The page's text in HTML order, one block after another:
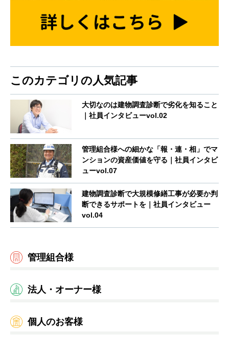
このカテゴリの人気記事
大切なのは建物調査診断で劣化を知ること
｜社員インタビューvol.02
管理組合様への細かな「報・連・相」でマ
ンションの資産価値を守る｜社員インタビ
ューvol.07
建物調査診断で大規模修繕工事が必要か判
断できるサポートを｜社員インタビュー
vol.04
管理組合様
法人・オーナー様
個人のお客様